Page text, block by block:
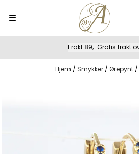
Frakt 89;. Gratis frakt
Hjem / Smykker / Ørepynt /